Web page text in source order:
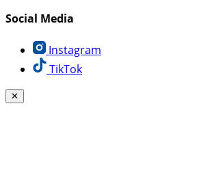
Social Media
Instagram
TikTok
✕